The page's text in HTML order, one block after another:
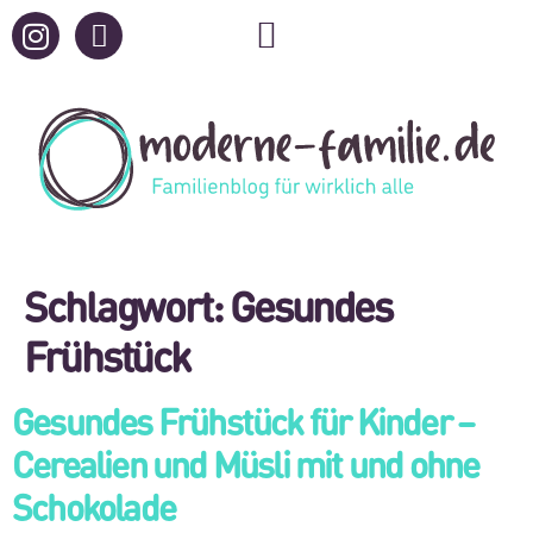
Schlagwort:Gesundes
Frühstück
Gesundes Frühstück für Kinder –
Cerealien und Müsli mit und ohne
Schokolade